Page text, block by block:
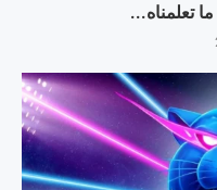
ما تعلمناه...